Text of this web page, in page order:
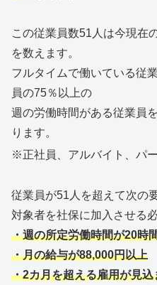
この従業員数51人は今現在
を数えます。
フルタイムで働いている従
員の75％以上の
週の労働時間がある従業員
ります。
※正社員、アルバイト、パ
従業員が51人を超えて次の
対象者を社保に加入させる
・週の所定労働時間が20時
・月の給与が88,000円以上
・2カ月を超える雇用が見込